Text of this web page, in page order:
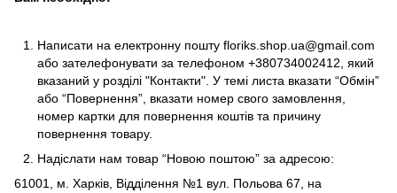
Написати на електронну пошту floriks.shop.ua@gmail.com
або зателефонувати за телефоном +380734002412 , який
вказаний у розділі "Контакти" . У темі листа вказати “Обмін”
або “Повернення”, вказати номер свого замовлення,
номер картки для повернення коштів та причину
повернення товару.
Надіслати нам товар “Новою поштою” за адресою:
61001, м. Харків, Відділення №1 вул. Польова 67, на